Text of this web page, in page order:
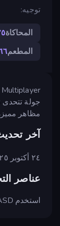
توجيه
المحاكاة
المطعم
جولة تتحدى
مظاهر
آخر
٢٤ أكتوبر ٢٠٢٥
عناصر
استخدم WASD للتحرك ومفتاح المسافة لإطلاق القنابل!